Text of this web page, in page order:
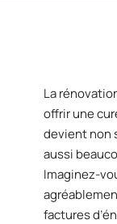
La
offrir une
devient non
aussi
Imaginez-
factures